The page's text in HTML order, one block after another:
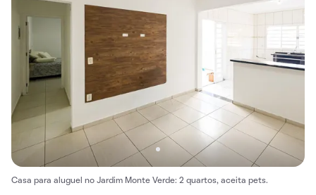
Casa para aluguel no Jardim Monte Verde: 2 quartos, aceita pets.